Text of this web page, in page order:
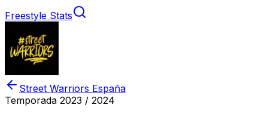
Freestyle Stats
Street Warriors España
Temporada 2023 / 2024